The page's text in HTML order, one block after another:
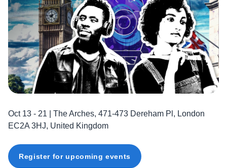
Oct 13 - 21 | The Arches, 471-473 Dereham Pl, London
EC2A 3HJ, United Kingdom
Register for upcoming events